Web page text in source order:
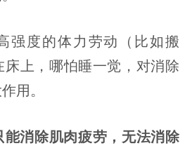
强度的体力劳动（比如搬
上，哪怕睡一觉，对消除
用。
能消除肌肉疲劳，无法消除